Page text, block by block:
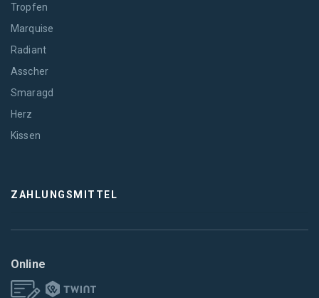
Tropfen
Marquise
Radiant
Asscher
Smaragd
Herz
Kissen
ZAHLUNGSMITTEL
Online